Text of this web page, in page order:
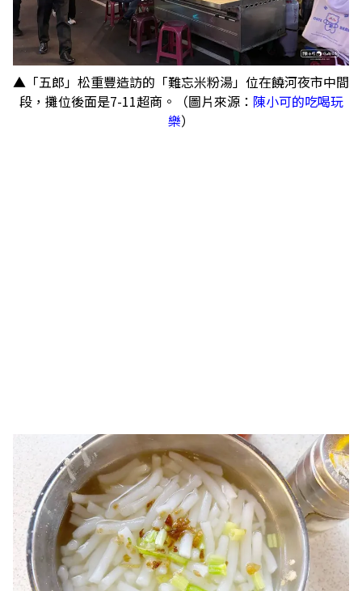
▲「五郎」松重豐造訪的「難忘米粉湯」位在饒河夜市中間
段，攤位後面是7-11超商。（圖片來源： 陳小可的吃喝玩
樂）